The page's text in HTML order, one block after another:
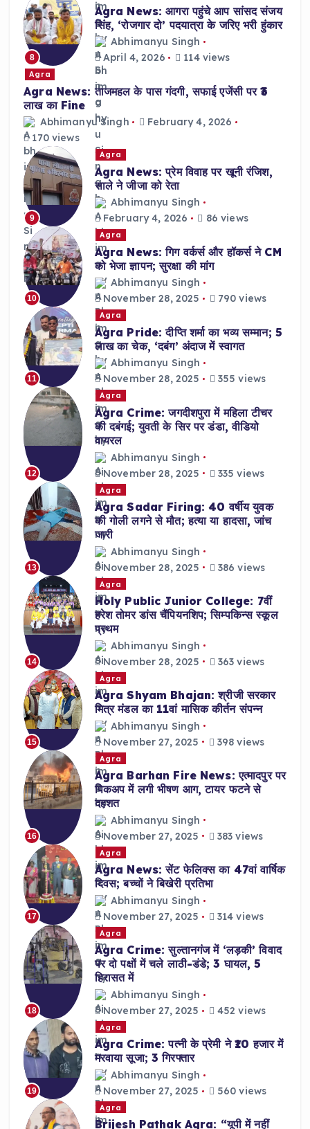
8
Agra News: आगरा पहुंचे आप सांसद संजय
सिंह, ‘रोजगार दो’ पदयात्रा के जरिए भरी हुंकार
Abhimanyu Singh
April 4, 2026
114 views
Agra
Agra News: ताजमहल के पास गंदगी, सफाई एजेंसी पर ₹3
लाख का Fine
Abhimanyu Singh
February 4, 2026
170 views
9
Agra
Agra News: प्रेम विवाह पर खूनी रंजिश,
साले ने जीजा को रेता
Abhimanyu Singh
February 4, 2026
86 views
10
Agra
Agra News: गिग वर्कर्स और हॉकर्स ने CM
को भेजा ज्ञापन; सुरक्षा की मांग
Abhimanyu Singh
November 28, 2025
790 views
11
Agra
Agra Pride: दीप्ति शर्मा का भव्य सम्मान; 5
लाख का चेक, ‘दबंग’ अंदाज में स्वागत
Abhimanyu Singh
November 28, 2025
355 views
12
Agra
Agra Crime: जगदीशपुरा में महिला टीचर
की दबंगई; युवती के सिर पर डंडा, वीडियो
वायरल
Abhimanyu Singh
November 28, 2025
335 views
13
Agra
Agra Sadar Firing: 40 वर्षीय युवक
की गोली लगने से मौत; हत्या या हादसा, जांच
जारी
Abhimanyu Singh
November 28, 2025
386 views
14
Agra
Holy Public Junior College: 7वीं
हरेश तोमर डांस चैंपियनशिप; सिम्पकिन्स स्कूल
प्रथम
Abhimanyu Singh
November 28, 2025
363 views
15
Agra
Agra Shyam Bhajan: श्रीजी सरकार
मित्र मंडल का 11वां मासिक कीर्तन संपन्न
Abhimanyu Singh
November 27, 2025
398 views
16
Agra
Agra Barhan Fire News: एत्मादपुर पर
पिकअप में लगी भीषण आग, टायर फटने से
दहशत
Abhimanyu Singh
November 27, 2025
383 views
17
Agra
Agra News: सेंट फेलिक्स का 47वां वार्षिक
दिवस; बच्चों ने बिखेरी प्रतिभा
Abhimanyu Singh
November 27, 2025
314 views
18
Agra
Agra Crime: सुल्तानगंज में ‘लड़की’ विवाद
पर दो पक्षों में चले लाठी-डंडे; 3 घायल, 5
हिरासत में
Abhimanyu Singh
November 27, 2025
452 views
19
Agra
Agra Crime: पत्नी के प्रेमी ने ₹10 हजार में
मरवाया सूजा; 3 गिरफ्तार
Abhimanyu Singh
November 27, 2025
560 views
Agra
Brijesh Pathak Agra: “यूपी में नहीं